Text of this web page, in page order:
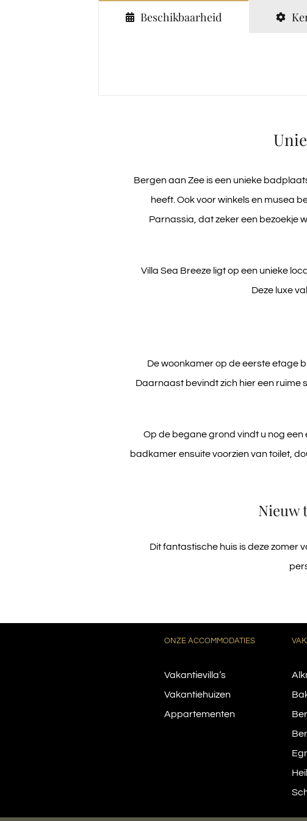
Beschikbaarheid
Bergen aan Zeeis een unieke
heeft. Ook voor winkels en musea
Parnassia, dat zeker een bezoekje
Villa Sea Breeze ligt op een unieke
Deze luxe
De woonkamer op de eerste etage
Daarnaast bevindt zich hier een ruime
Op de begane grond vindt u nog
badkamer ensuite voorzien van toilet,
Nieuw
Dit fantastische huis is deze zomer
ONZE ACCOMMODATIES
Vakantievilla’s
Vakantiehuizen
Appartementen